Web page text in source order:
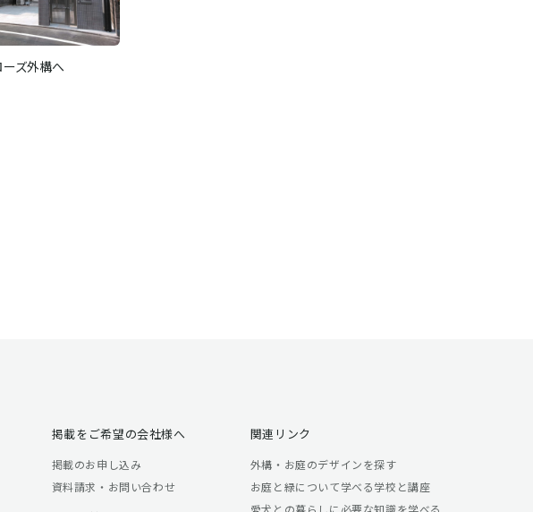
ズ外構へ
掲載をご希望の会社様へ
掲載のお申し込み
資料請求・お問い合わせ
関連リンク
外構・お庭のデザインを探す
お庭と緑について学べる学校と講座
愛犬との暮らしに必要な知識を学べる